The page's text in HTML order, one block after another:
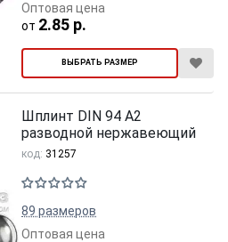
ВЫБРАТЬ РАЗМЕР
от 2.85 р.
Оптовая цена
Шплинт DIN 94 А2
разводной нержавеющий
код: 31257
89 размеров
Оптовая цена